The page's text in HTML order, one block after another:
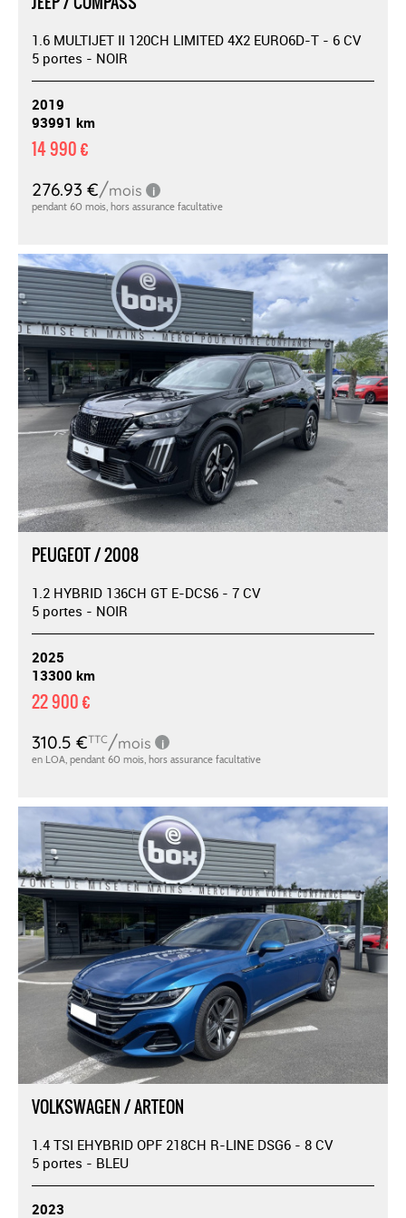
1.6 MULTIJET II 120CH LIMITED 4X2 EURO6D-T - 6 CV
5 portes - NOIR
2019
93991 km
14 990 €
PEUGEOT / 2008
1.2 HYBRID 136CH GT E-DCS6 - 7 CV
5 portes - NOIR
2025
13300 km
22 900 €
VOLKSWAGEN / ARTEON
1.4 TSI EHYBRID OPF 218CH R-LINE DSG6 - 8 CV
5 portes - BLEU
2023